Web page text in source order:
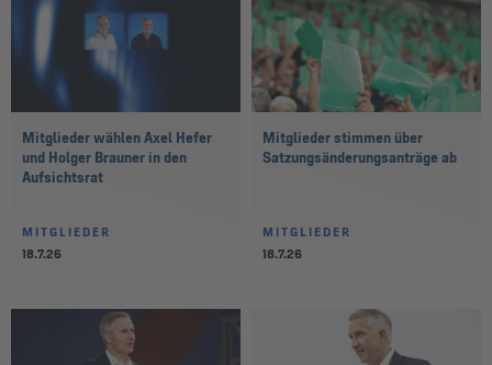
Mitglieder wählen Axel Hefer
und Holger Brauner in den
Aufsichtsrat
MITGLIEDER
18.7.26
Mitglieder stimmen über
Satzungsänderungsanträge ab
MITGLIEDER
18.7.26